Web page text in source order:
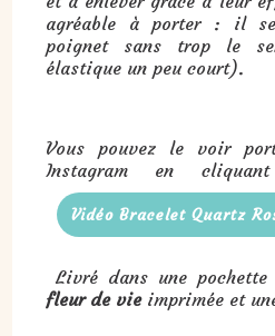
agréable à porter : il
poignet sans trop le
élastique un peu court).
Vous pouvez le voir
Instagram en
Vidéo Bracelet Quartz
Livré dans une
fleur de vieimprimée et